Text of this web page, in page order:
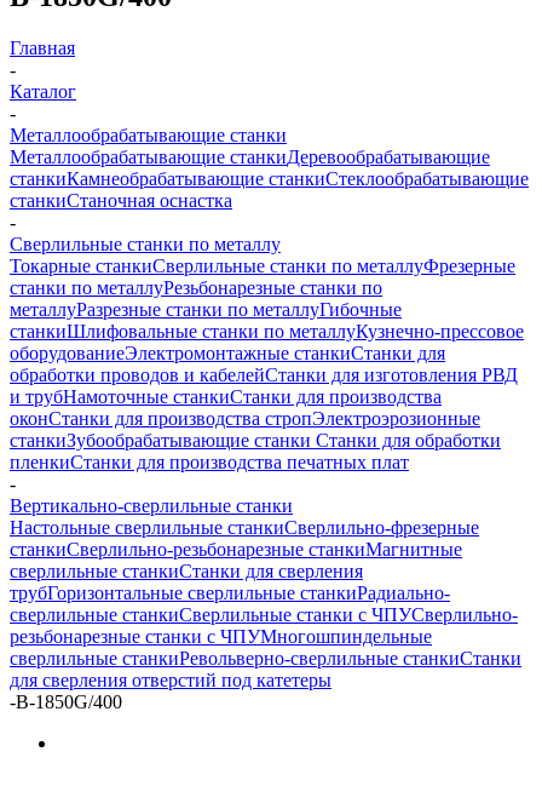
Главная
-
Каталог
-
Металлообрабатывающие станки
Металлообрабатывающие станкиДеревообрабатывающие
станкиКамнеобрабатывающие станкиСтеклообрабатывающие
станкиСтаночная оснастка
-
Сверлильные станки по металлу
Токарные станкиСверлильные станки по металлуФрезерные
станки по металлуРезьбонарезные станки по
металлуРазрезные станки по металлуГибочные
станкиШлифовальные станки по металлуКузнечно-прессовое
оборудованиеЭлектромонтажные станкиСтанки для
обработки проводов и кабелейСтанки для изготовления РВД
и трубНамоточные станкиСтанки для производства
оконСтанки для производства стропЭлектроэрозионные
станкиЗубообрабатывающие станки Станки для обработки
пленкиСтанки для производства печатных плат
-
Вертикально-сверлильные станки
Настольные сверлильные станкиСверлильно-фрезерные
станкиСверлильно-резьбонарезные станкиМагнитные
сверлильные станкиСтанки для сверления
трубГоризонтальные сверлильные станкиРадиально-
сверлильные станкиСверлильные станки с ЧПУСверлильно-
резьбонарезные станки с ЧПУМногошпиндельные
сверлильные станкиРевольверно-сверлильные станкиСтанки
для сверления отверстий под катетеры
-В-1850G/400